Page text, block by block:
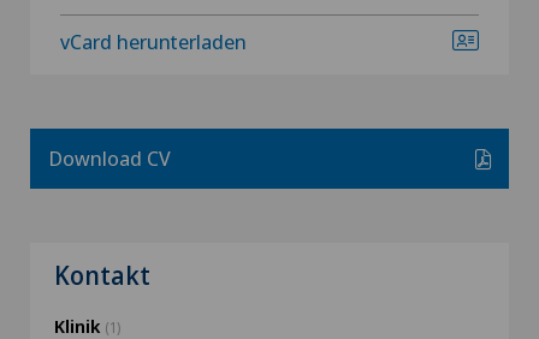
vCard herunterladen
Download CV
Kontakt
Klinik (1)